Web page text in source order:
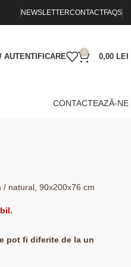
NEWSLETTERCONTACTFAQS
AUTENTIFICARE
0
0,00 LEI
CONTACTEAZĂ-NE
natural, 90x200x76 cm
pot fi diferite de la un